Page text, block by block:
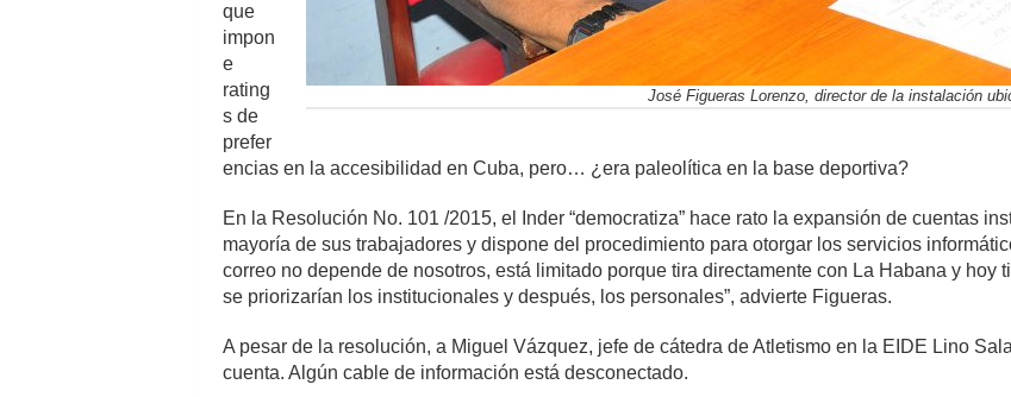
José Figueras Lorenzo, director de la instalación
que
impon
e
rating
s de
prefer
encias en la accesibilidad en Cuba, pero… ¿era paleolítica en la base deportiva?
En la Resolución No. 101 /2015, el Inder “democratiza” hace rato la expansión de cuentas
mayoría de sus trabajadores y dispone del procedimiento para otorgar los servicios
correo no depende de nosotros, está limitado porque tira directamente con La Habana y hoy
se priorizarían los institucionales y después, los personales”, advierte Figueras.
A pesar de la resolución, a Miguel Vázquez, jefe de cátedra de Atletismo en la EIDE Lino
cuenta. Algún cable de información está desconectado.